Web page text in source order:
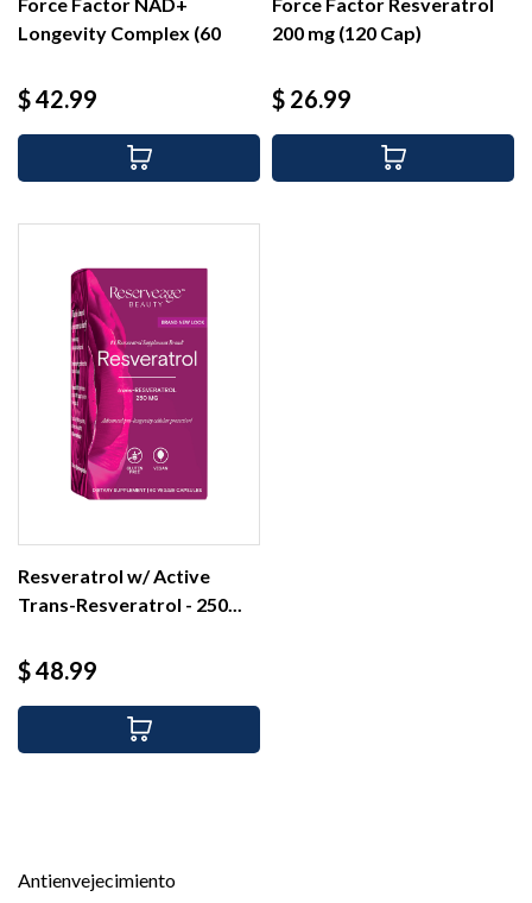
Longevity Complex (60
Precio
$ 42.99
200 mg (120 Cap)
Precio
$ 26.99
Resveratrol w/ Active
Trans-Resveratrol - 250...
Precio
$ 48.99
Antienvejecimiento